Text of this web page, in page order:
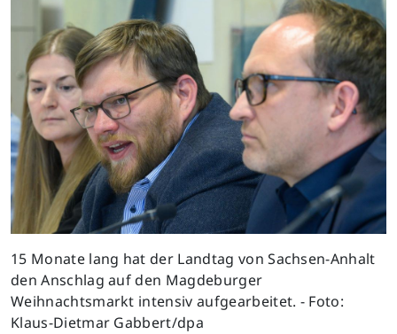
15 Monate lang hat der Landtag von Sachsen-Anhalt
den Anschlag auf den Magdeburger
Weihnachtsmarkt intensiv aufgearbeitet. - Foto:
Klaus-Dietmar Gabbert/dpa